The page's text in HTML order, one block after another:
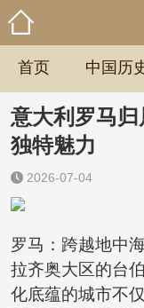
首页 中国历
意大利罗马
独特魅力
2026-07-04
罗马：跨越地中
拉齐奥大区的台
化底蕴的城市不